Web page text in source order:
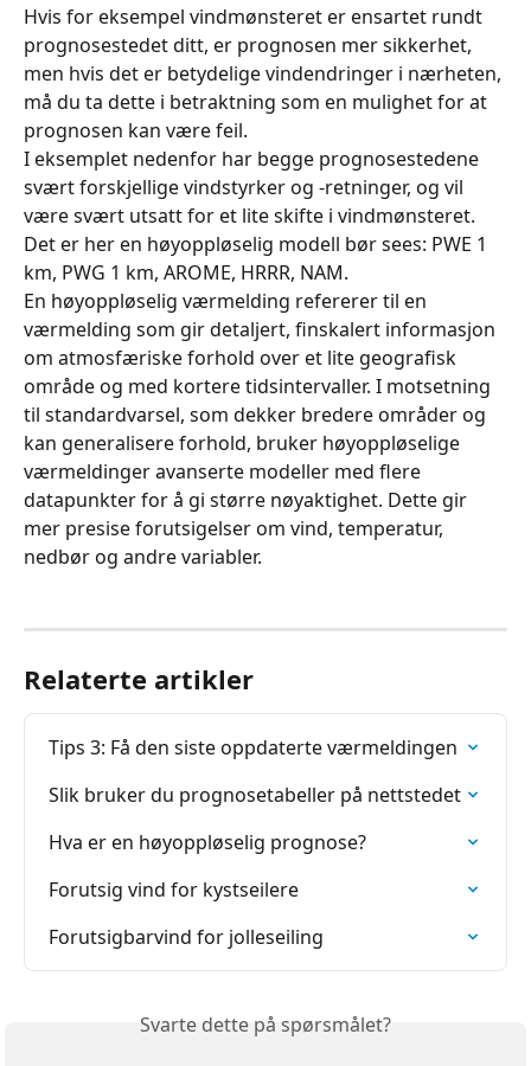
Hvis for eksempel vindmønsteret er ensartet rundt
prognosestedet ditt, er prognosen mer sikkerhet,
men hvis det er betydelige vindendringer i nærheten,
må du ta dette i betraktning som en mulighet for at
prognosen kan være feil.
I eksemplet nedenfor har begge prognosestedene
svært forskjellige vindstyrker og -retninger, og vil
være svært utsatt for et lite skifte i vindmønsteret.
Det er her en høyoppløselig modell bør sees: PWE 1
km, PWG 1 km, AROME, HRRR, NAM.
En høyoppløselig værmelding refererer til en
værmelding som gir detaljert, finskalert informasjon
om atmosfæriske forhold over et lite geografisk
område og med kortere tidsintervaller. I motsetning
til standardvarsel, som dekker bredere områder og
kan generalisere forhold, bruker høyoppløselige
værmeldinger avanserte modeller med flere
datapunkter for å gi større nøyaktighet. Dette gir
mer presise forutsigelser om vind, temperatur,
nedbør og andre variabler.
Relaterte artikler
Tips 3: Få den siste oppdaterte værmeldingen
Slik bruker du prognosetabeller på nettstedet
Hva er en høyoppløselig prognose?
Forutsig vind for kystseilere
Forutsigbarvind for jolleseiling
Svarte dette på spørsmålet?